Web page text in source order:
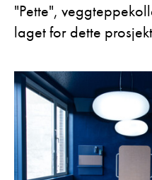
"Pette",
laget for dette